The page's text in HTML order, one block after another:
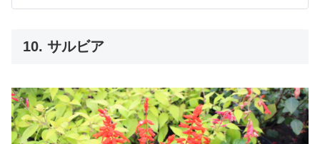
10. サルビア